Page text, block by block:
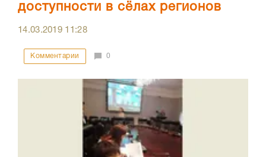
доступности в сёлах регионов
14.03.2019 11:28
Комментарии 0